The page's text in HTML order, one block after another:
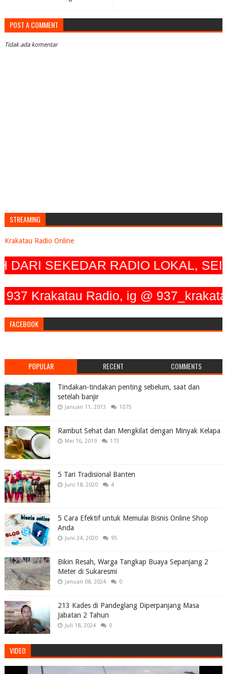
POST A COMMENT
Tidak ada komentar
STREAMING
Krakatau Radio Online
SEKEDAR RADIO LOKAL,
Krakatau Radio, ig @
FACEBOOK
POPULAR RECENT COMMENTS
Tindakan-tindakan penting sebelum, saat dan
setelah banjir
Januari 11, 2013 1075
Rambut Sehat dan Mengkilat dengan Minyak Kelapa
Mei 16, 2019 173
5 Tari Tradisional Banten
Juni 18, 2020 4
5 Cara Efektif untuk Memulai Bisnis Online Shop
Anda
Juni 24, 2020 95
Bikin Resah, Warga Tangkap Buaya Sepanjang 2
Meter di Sukaresmi
Januari 08, 2024 0
213 Kades di Pandeglang Diperpanjang Masa
Jabatan 2 Tahun
Juli 18, 2024 0
VIDEO